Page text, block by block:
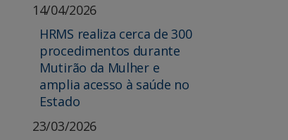
14/04/2026
HRMS realiza cerca de 300
procedimentos durante
Mutirão da Mulher e
amplia acesso à saúde no
Estado
23/03/2026